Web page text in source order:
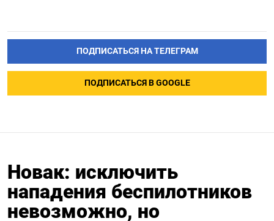
ПОДПИСАТЬСЯ НА ТЕЛЕГРАМ
ПОДПИСАТЬСЯ В GOOGLE
Новак: исключить
нападения беспилотников
невозможно, но